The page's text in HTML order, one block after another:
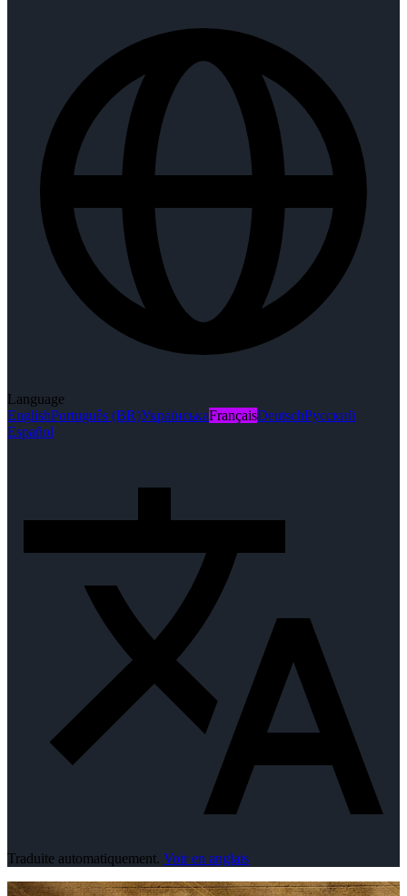
Language
EnglishPortuguês (BR)УкраїнськаFrançaisDeutschРусский
Español
Traduite automatiquement. Voir en anglais